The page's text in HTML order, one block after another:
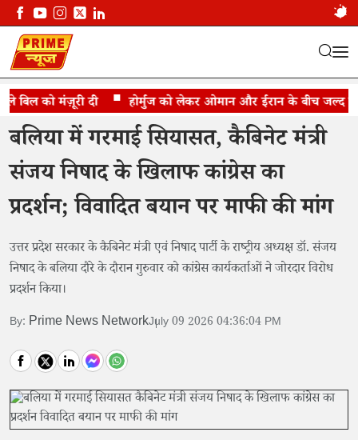
को मंज़ूरी दी होर्मुज को लेकर ओमान और ईरान के बीच जल्द
बलिया में संजय निषाद के खिलाफ कांग्रेस का प्रदर्शन
बलिया में गरमाई सियासत, कैबिनेट मंत्री
संजय निषाद के खिलाफ कांग्रेस का
प्रदर्शन; विवादित बयान पर माफी की मांग
उत्तर प्रदेश सरकार के कैबिनेट मंत्री एवं निषाद पार्टी के राष्ट्रीय अध्यक्ष डॉ. संजय
निषाद के बलिया दौरे के दौरान गुरुवार को कांग्रेस कार्यकर्ताओं ने जोरदार विरोध
प्रदर्शन किया।
By: Prime News NetworkJuly 09 2026 04:36:04 PM